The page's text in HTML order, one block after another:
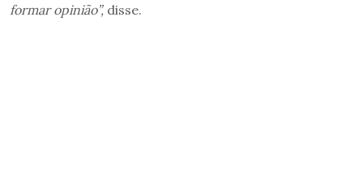
formar opinião”, disse.